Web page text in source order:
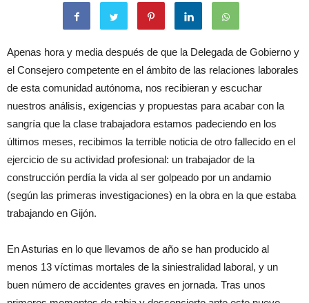
Apenas hora y media después de que la Delegada de Gobierno y
el Consejero competente en el ámbito de las relaciones laborales
de esta comunidad autónoma, nos recibieran y escuchar
nuestros análisis, exigencias y propuestas para acabar con la
sangría que la clase trabajadora estamos padeciendo en los
últimos meses, recibimos la terrible noticia de otro fallecido en el
ejercicio de su actividad profesional: un trabajador de la
construcción perdía la vida al ser golpeado por un andamio
(según las primeras investigaciones) en la obra en la que estaba
trabajando en Gijón.
En Asturias en lo que llevamos de año se han producido al
menos 13 víctimas mortales de la siniestralidad laboral, y un
buen número de accidentes graves en jornada. Tras unos